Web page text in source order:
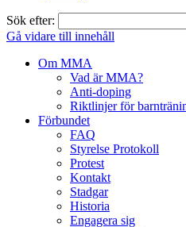
Sök efter:
Gå vidare till innehåll
Om MMA
Vad är MMA?
Anti-doping
Riktlinjer för
Förbundet
FAQ
Styrelse Protokoll
Protest
Kontakt
Stadgar
Historia
Engagera sig